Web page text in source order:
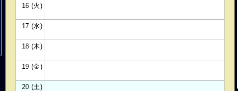
16 (火)
17 (水)
18 (木)
19 (金)
20 (土)